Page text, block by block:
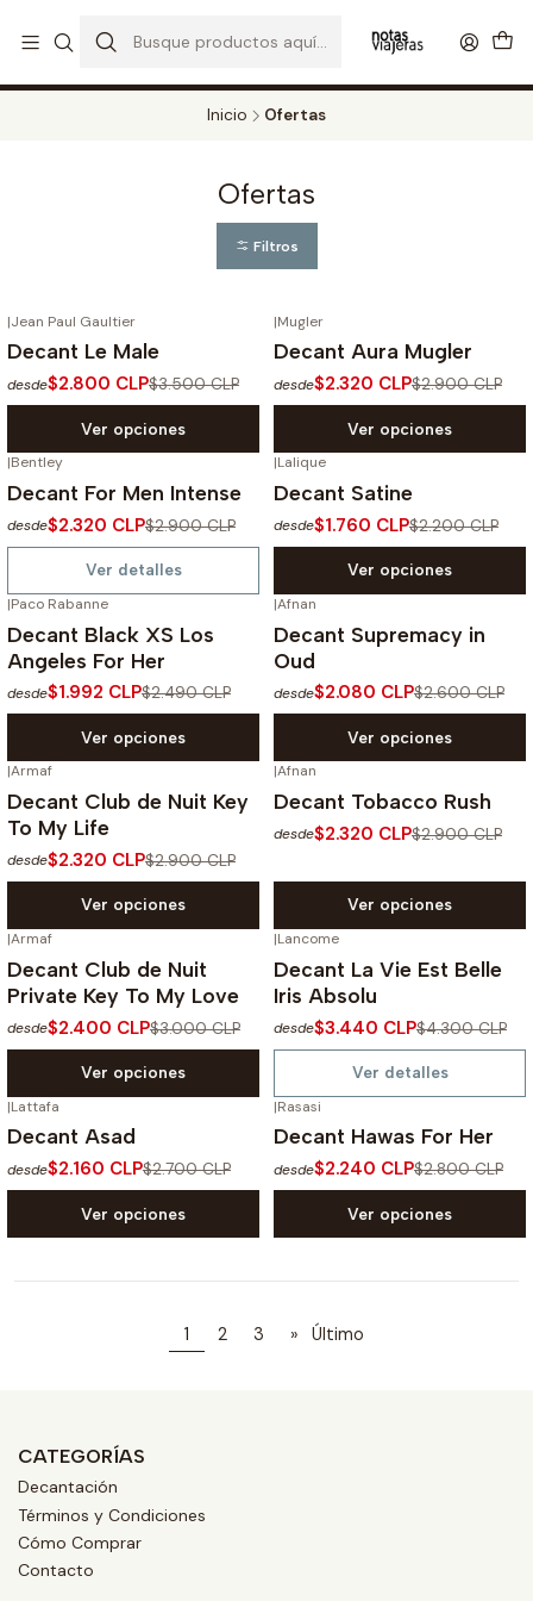
TODOS LOS DECANTS
Inicio Ofertas
Ofertas
Filtros
-20%OFF
|Jean Paul Gaultier
Decant Le Male
desde$2.800 CLP$3.500 CLP
Ver opciones
-20%
|Mugler
Decant Aura Mugler
desde$2.320 CLP$2.900 CLP
Ver opciones
-20%
No disponible
|Bentley
Decant For Men Intense
desde$2.320 CLP$2.900 CLP
Ver detalles
-20%
|Lalique
Decant Satine
desde$1.760 CLP$2.200 CLP
Ver opciones
-20%OFF
|Paco Rabanne
Decant Black XS Los
Angeles For Her
desde$1.992 CLP$2.490 CLP
Ver opciones
-20%
|Afnan
Decant Supremacy in
Oud
desde$2.080 CLP$2.600 CLP
Ver opciones
|Armaf
Decant Club de Nuit Key
To My Life
desde$2.320 CLP$2.900 CLP
Ver opciones
|Afnan
Decant Tobacco Rush
desde$2.320 CLP$2.900 CLP
Ver opciones
|Armaf
Decant Club de Nuit
Private Key To My Love
desde$2.400 CLP$3.000 CLP
Ver opciones
No disponible
|Lancome
Decant La Vie Est Belle
Iris Absolu
desde$3.440 CLP$4.300 CLP
Ver detalles
-20%
|Lattafa
Decant Asad
desde$2.160 CLP$2.700 CLP
Ver opciones
-20%
|Rasasi
Decant Hawas For Her
desde$2.240 CLP$2.800 CLP
Ver opciones
1 2 3 » Último
CATEGORÍAS
Decantación
Términos y Condiciones
Cómo Comprar
Contacto